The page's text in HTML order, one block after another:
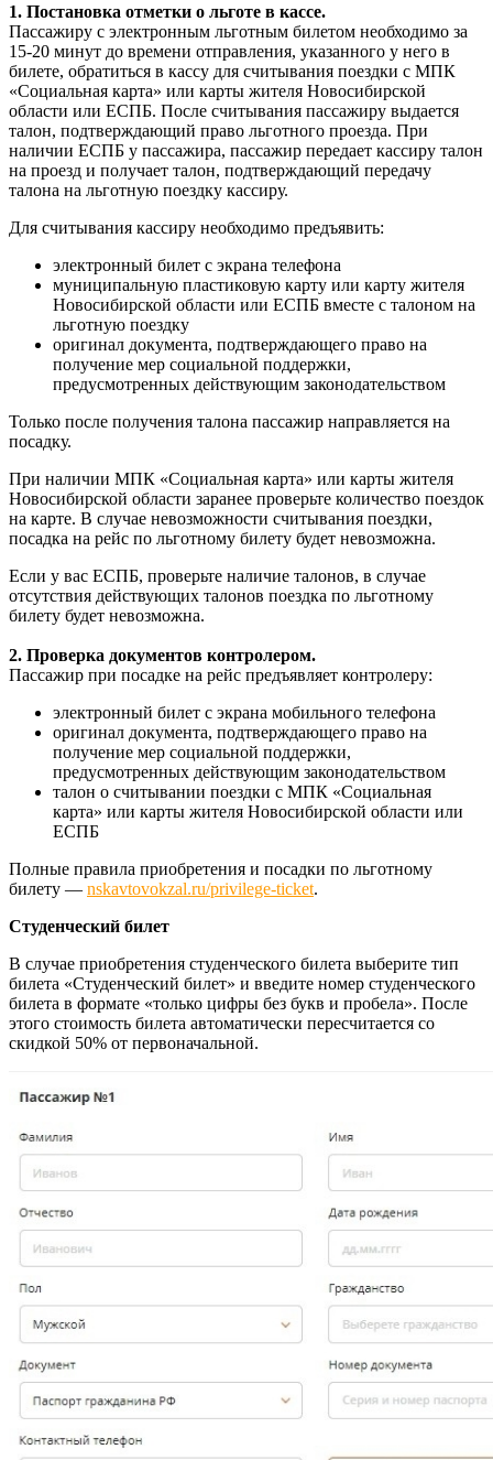
1. Постановка отметки о льготе в кассе.
Пассажиру с электронным льготным билетом необходимо за
15-20 минут до времени отправления, указанного у него в
билете, обратиться в кассу для считывания поездки с МПК
«Социальная карта» или карты жителя Новосибирской
области или ЕСПБ. После считывания пассажиру выдается
талон, подтверждающий право льготного проезда. При
наличии ЕСПБ у пассажира, пассажир передает кассиру талон
на проезд и получает талон, подтверждающий передачу
талона на льготную поездку кассиру.
Для считывания кассиру необходимо предъявить:
электронный билет с экрана телефона
муниципальную пластиковую карту или карту жителя
Новосибирской области или ЕСПБ вместе с талоном на
льготную поездку
оригинал документа, подтверждающего право на
получение мер социальной поддержки,
предусмотренных действующим законодательством
Только после получения талона пассажир направляется на
посадку.
При наличии МПК «Социальная карта» или карты жителя
Новосибирской области заранее проверьте количество поездок
на карте. В случае невозможности считывания поездки,
посадка на рейс по льготному билету будет невозможна.
Если у вас ЕСПБ, проверьте наличие талонов, в случае
отсутствия действующих талонов поездка по льготному
билету будет невозможна.
2. Проверка документов контролером.
Пассажир при посадке на рейс предъявляет контролеру:
электронный билет с экрана мобильного телефона
оригинал документа, подтверждающего право на
получение мер социальной поддержки,
предусмотренных действующим законодательством
талон о считывании поездки с МПК «Социальная
карта» или карты жителя Новосибирской области или
ЕСПБ
Полные правила приобретения и посадки по льготному
билету — nskavtovokzal.ru/privilege-ticket.
Студенческий билет
В случае приобретения студенческого билета выберите тип
билета «Студенческий билет» и введите номер студенческого
билета в формате «только цифры без букв и пробела». После
этого стоимость билета автоматически пересчитается со
скидкой 50% от первоначальной.